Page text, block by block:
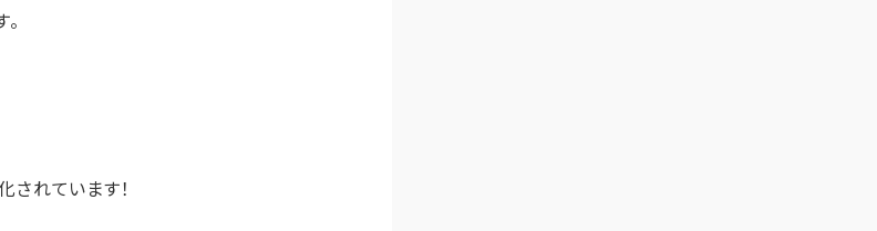
れています！